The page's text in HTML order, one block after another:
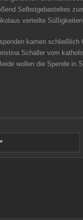
Selbstgebasteltes
verteilte
kamen
Schaller vom
wollen die Spende in